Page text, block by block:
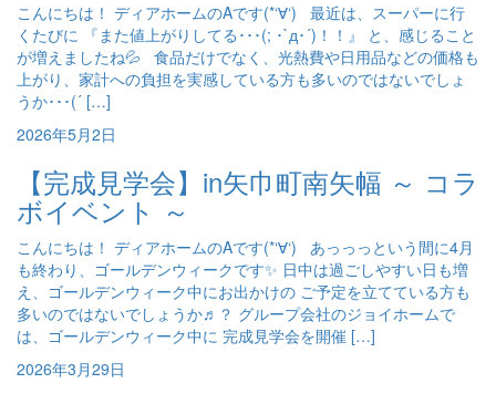
こんにちは！ ディアホームのAです(*‘∀‘) 最近は、スーパーに行
くたびに 『また値上がりしてる･･･(; ･`д･´)！！』 と、感じること
が増えましたね💦 食品だけでなく、光熱費や日用品などの価格も
上がり、家計への負担を実感している方も多いのではないでしょ
うか･･･(´ […]
2026年5月2日
【完成見学会】in矢巾町南矢幅 ～ コラ
ボイベント ～
こんにちは！ ディアホームのAです(*‘∀‘) あっっっという間に4月
も終わり、ゴールデンウィークです✨ 日中は過ごしやすい日も増
え、ゴールデンウィーク中にお出かけの ご予定を立てている方も
多いのではないでしょうか♬？ グループ会社のジョイホームで
は、ゴールデンウィーク中に 完成見学会を開催 […]
2026年3月29日